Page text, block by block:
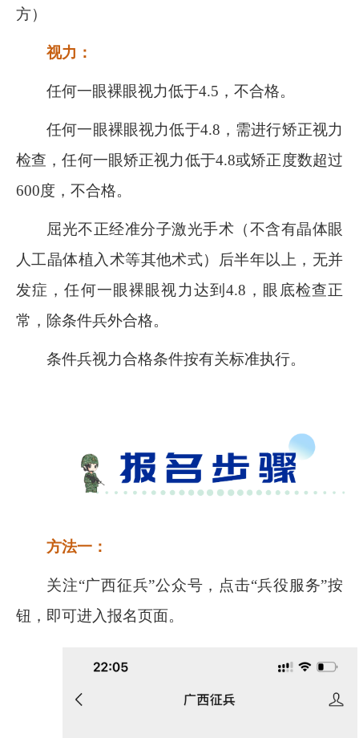
方）
视力：
任何一眼裸眼视力低于4.5 ，不合格。
任何一眼裸眼视力低于4.8 ，需进行矫正视力
检查，任何一眼矫正视力低于4.8或矫正度数超过
600度，不合格。
屈光不正经准分子激光手术（不含有晶体眼
人工晶体植入术等其他术式）后半年以上，无并
发症，任何一眼裸眼视力达到4.8 ，眼底检查正
常，除条件兵外合格。
条件兵视力合格条件按有关标准执行。
方法一：
关注“广西征兵”公众号，点击“兵役服务”按
钮，即可进入报名页面。